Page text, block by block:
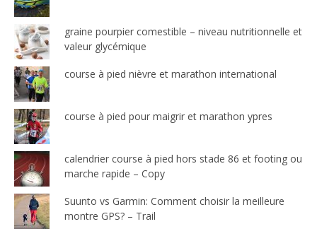
graine pourpier comestible – niveau nutritionnelle et
valeur glycémique
course à pied nièvre et marathon international
course à pied pour maigrir et marathon ypres
calendrier course à pied hors stade 86 et footing ou
marche rapide – Copy
Suunto vs Garmin: Comment choisir la meilleure
montre GPS? – Trail